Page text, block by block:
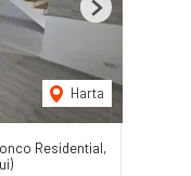
Harta
Next
Residential,